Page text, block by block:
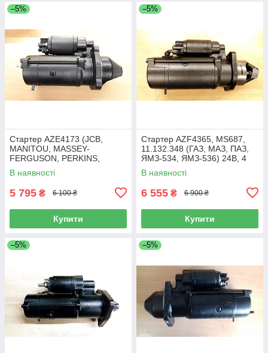
–5%
Стартер AZE4173 (JCB,
MANITOU, MASSEY-
FERGUSON, PERKINS,
SAMPO) 12В, 3,2 кВт, 10Z
В наявності
5 795 ₴ 6 100 ₴
Купити
–5%
Стартер AZF4365, MS687,
11.132.348 (ГАЗ, МАЗ, ПАЗ,
ЯМЗ-534, ЯМЗ-536) 24В, 4
квт, 10Z
В наявності
6 555 ₴ 6 900 ₴
Купити
–5% –5%